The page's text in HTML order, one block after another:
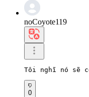
noCoyote119
Tôi nghĩ nó sẽ
0